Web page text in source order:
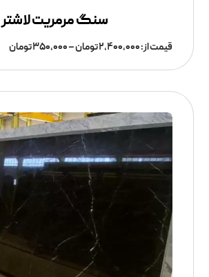
سنگ مرمریت لاشتر
قیمت از:۲,۴۰۰,۰۰۰تومان–۳۵۰,۰۰۰تومان